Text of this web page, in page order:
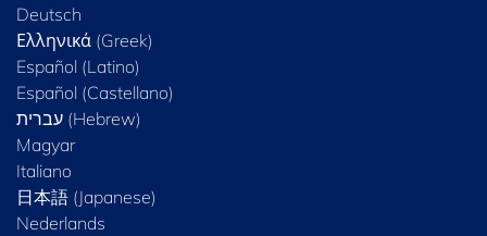
Deutsch
Ελληνικά (Greek)
Español (Latino)
Español (Castellano)
Magyar
Italiano
日本語 (Japanese)
Nederlands